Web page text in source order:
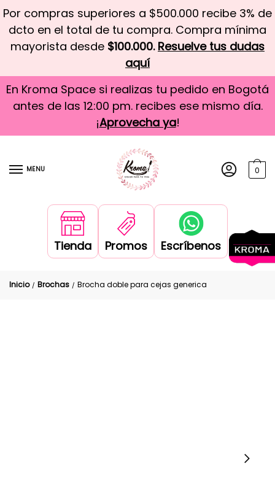
Por compras superiores a $500.000 recibe 3% de
dcto en el total de tu compra. Compra mínima
mayorista desde $100.000. Resuelve tus dudas
aquí
En Kroma Space si realizas tu pedido en Bogotá
antes de las 12:00 pm. recibes ese mismo día.
¡Aprovecha ya!
MENU 0
Tienda Promos Escríbenos
Inicio / Brochas / Brocha doble para cejas generica